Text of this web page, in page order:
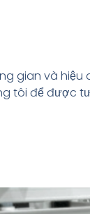
gian và
tôi để được